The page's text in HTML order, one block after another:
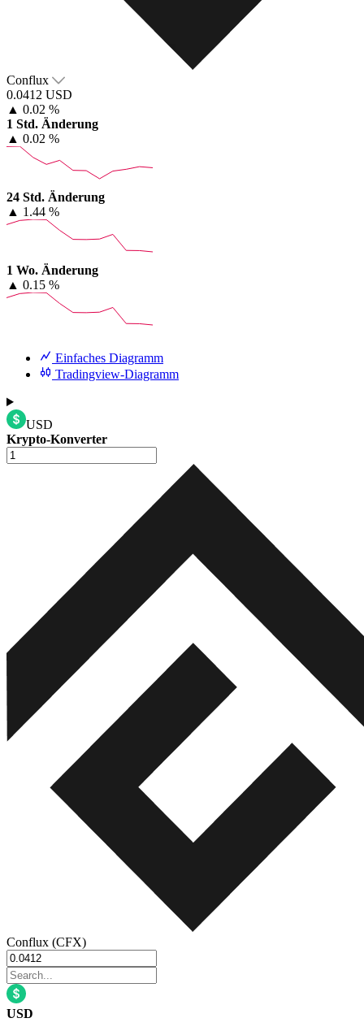
Conflux
0.0412 USD
▲ 0.02 %
1 Std. Änderung
▲ 0.02 %
24 Std. Änderung
▲ 1.44 %
1 Wo. Änderung
▲ 0.15 %
Einfaches Diagramm
Tradingview-Diagramm
USD
Krypto-Konverter
Conflux (CFX)
USD